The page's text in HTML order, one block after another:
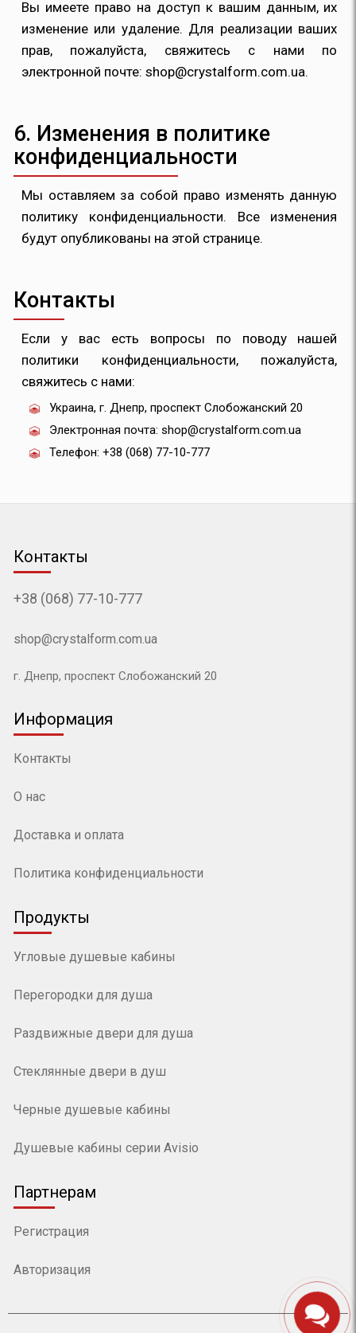
Вы имеете право на доступ к вашим данным, их
изменение или удаление. Для реализации ваших
прав, пожалуйста, свяжитесь с нами по
электронной почте: shop@crystalform.com.ua.
6. Изменения в политике
конфиденциальности
Мы оставляем за собой право изменять данную
политику конфиденциальности. Все изменения
будут опубликованы на этой странице.
Контакты
Если у вас есть вопросы по поводу нашей
политики конфиденциальности, пожалуйста,
свяжитесь с нами:
Украина, г. Днепр, проспект Слобожанский 20
Электронная почта: shop@crystalform.com.ua
Телефон: +38 (068) 77-10-777
Контакты
+38 (068) 77-10-777
shop@crystalform.com.ua
г. Днепр, проспект Слобожанский 20
Информация
Контакты
О нас
Доставка и оплата
Политика конфиденциальности
Продукты
Угловые душевые кабины
Перегородки для душа
Раздвижные двери для душа
Стеклянные двери в душ
Черные душевые кабины
Душевые кабины серии Avisio
Партнерам
Регистрация
Авторизация